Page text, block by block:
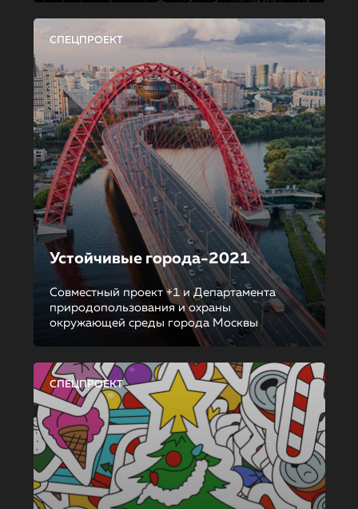
СПЕЦПРОЕКТ
Устойчивые города-2021
Совместный проект +1 и Департамента
природопользования и охраны
окружающей среды города Москвы
СПЕЦПРОЕКТ